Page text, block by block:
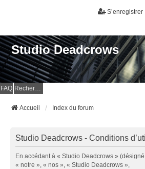
S’enregistrer
Studio Deadcrows
FAQ Rechercher
Accueil Index du forum
Studio Deadcrows - Conditions
En accédant à « Studio Deadcrows »
« notre », « nos », « Studio Deadcrows »,